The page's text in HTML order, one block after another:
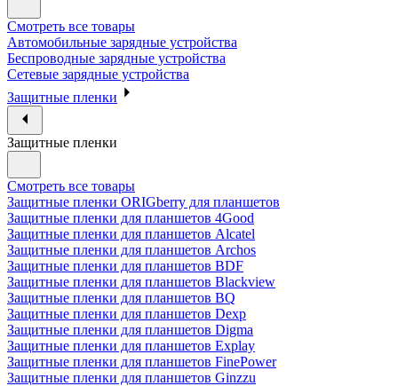
Смотреть все товары
Автомобильные зарядные устройства
Беспроводные зарядные устройства
Сетевые зарядные устройства
Защитные пленки
Защитные пленки
Смотреть все товары
Защитные пленки ORIGberry для планшетов
Защитные пленки для планшетов 4Good
Защитные пленки для планшетов Alcatel
Защитные пленки для планшетов Archos
Защитные пленки для планшетов BDF
Защитные пленки для планшетов Blackview
Защитные пленки для планшетов BQ
Защитные пленки для планшетов Dexp
Защитные пленки для планшетов Digma
Защитные пленки для планшетов Explay
Защитные пленки для планшетов FinePower
Защитные пленки для планшетов Ginzzu